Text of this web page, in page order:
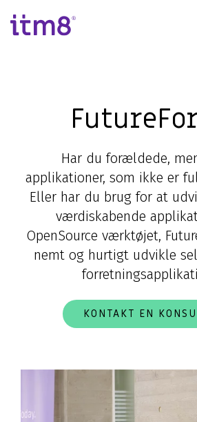
direkte
Har du forældede,
applikationer, som ikke er
Eller har du brug for at
værdiskabende
OpenSource værktøjet,
nemt og hurtigt udvikle
KONTAKT EN